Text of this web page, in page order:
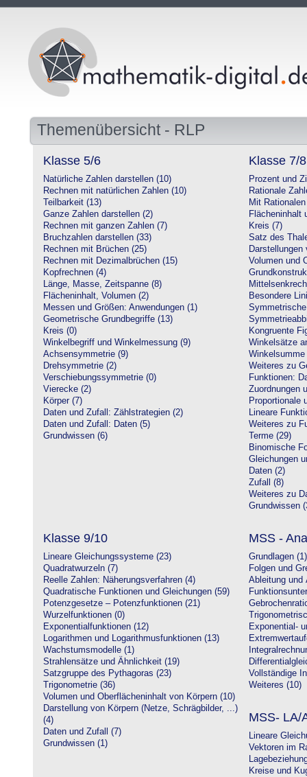
Themenübersicht - RLP
Klasse 5/6
Natürliche Zahlen darstellen (10)
Rechnen mit natürlichen Zahlen (10)
Teilbarkeit (13)
Ganze Zahlen darstellen (2)
Rechnen mit ganzen Zahlen (7)
Bruchzahlen darstellen (33)
Rechnen mit Brüchen (25)
Rechnen mit Dezimalbrüchen (15)
Kopfrechnen (4)
Länge, Masse, Zeitspanne (8)
Flächeninhalt, Volumen (2)
Messen und Größen: Anwendungen (1)
Geometrische Grundbegriffe (13)
Kreis (0)
Winkelbegriff und Winkelmessung (9)
Achsensymmetrie (9)
Drehsymmetrie (2)
Verschiebungssymmetrie (0)
Vierecke (2)
Körper (7)
Daten und Zufall: Zählstrategien (2)
Daten und Zufall: Daten (5)
Grundwissen (6)
Klasse 7/8
Prozent und
Rationale
Mit
Flächeninhalt
Kreis (7)
Satz des
Darstellungen
Volumen und
Besondere
Kongruente
Winkelsätze
Weiteres zu
Funktionen:
Zuordnungen
Proportionale
Lineare
Weiteres zu
Terme (29)
Binomische
Gleichungen
Daten (2)
Zufall (8)
Weiteres zu
Grundwissen
Klasse 9/10
Lineare Gleichungssysteme (23)
Quadratwurzeln (7)
Reelle Zahlen: Näherungsverfahren (4)
Quadratische Funktionen und Gleichungen (59)
Potenzgesetze – Potenzfunktionen (21)
Wurzelfunktionen (0)
Exponentialfunktionen (12)
Logarithmen und Logarithmusfunktionen (13)
Wachstumsmodelle (1)
Strahlensätze und Ähnlichkeit (19)
Satzgruppe des Pythagoras (23)
Trigonometrie (36)
Volumen und Oberflächeninhalt von Körpern (10)
Darstellung von Körpern (Netze, Schrägbilder, ...)
(4)
Daten und Zufall (7)
Grundwissen (1)
MSS -
Grundlagen (1)
Folgen und
Ableitung und
Exponential-
Vollständige
Weiteres (10)
MSS- LA/
Lineare
Vektoren im
Kreise und